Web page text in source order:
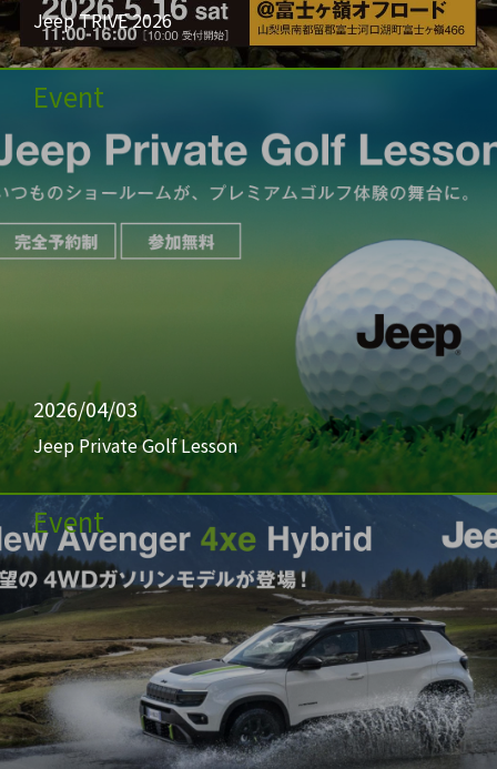
Jeep TRIVE 2026
Event
2026/04/03
Jeep Private Golf Lesson
Event